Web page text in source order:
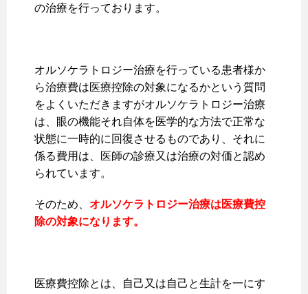
の治療を行っております。
オルソケラトロジー治療を行っている患者様か
ら治療費は医療控除の対象になるかという質問
をよくいただきますがオルソケラトロジー治療
は、眼の機能それ自体を医学的な方法で正常な
状態に一時的に回復させるものであり、それに
係る費用は、医師の診療又は治療の対価と認め
られています。
そのため、 オルソケラトロジー治療は医療費控
除の対象になります。
医療費控除とは、自己又は自己と生計を一にす